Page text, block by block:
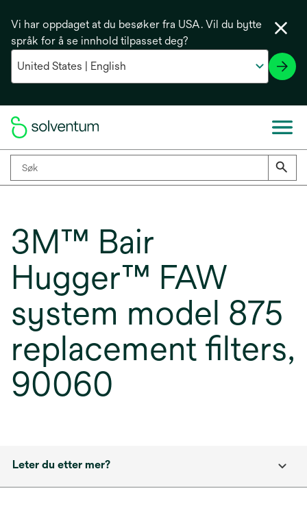
Vi har oppdaget at du besøker fra USA. Vil du bytte
språk for å se innhold tilpasset deg?
3M™ Bair
Hugger™ FAW
system model 875
replacement filters,
90060
Leter du etter mer?